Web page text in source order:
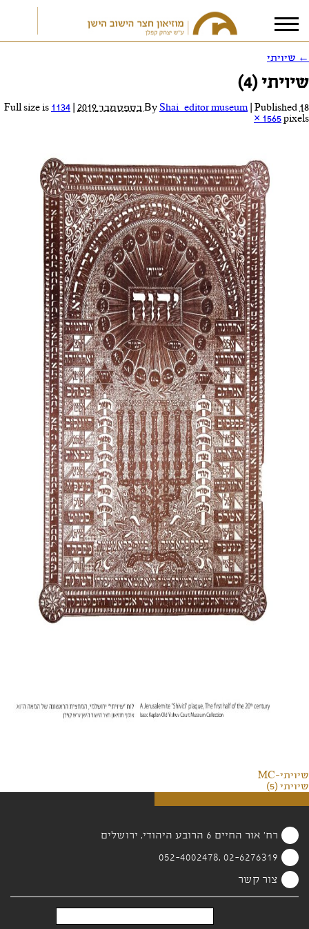
אני מאשר/ת את
← שיויתי
שיויתי (4)
By Shai_editor museum Published 18 בספטמבר 2019
1134
× 1565pixels
שיויתי-MC
שיויתי (5)
רח' אור החיים 6 הרובע היהודי, ירושלים
02-6276319 ,052-4002478
צור קשר